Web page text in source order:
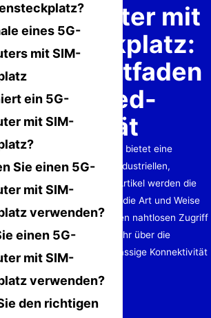
mit
Leitfaden
Speed-
mit SIM-Kartensteckplatz bietet eine
für den industriellen,
Gebrauch. In diesem Artikel werden die
das Funktionsprinzip und die Art und Weise
einer SIM-Karte einen nahtlosen Zugriff
Erfahren Sie mehr über die
Vorteile, um eine zuverlässige Konnektivität
zu gewährleisten.
eines 5G-
mit SIM-
ein 5G-
mit SIM-
Sie einen 5G-
mit SIM-
verwenden?
einen 5G-
mit SIM-
verwenden?
den richtigen